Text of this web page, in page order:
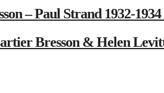
– Paul Strand 1932-
Bresson & Helen